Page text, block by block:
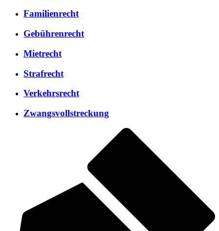
Familienrecht
Gebührenrecht
Mietrecht
Strafrecht
Verkehrsrecht
Zwangsvollstreckung